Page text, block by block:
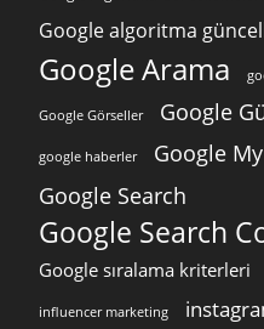
Google algoritma
Google Arama
Google Görseller Google
google haberler Google
Google Search
Google Search
Google sıralama kriterleri
influencer marketing